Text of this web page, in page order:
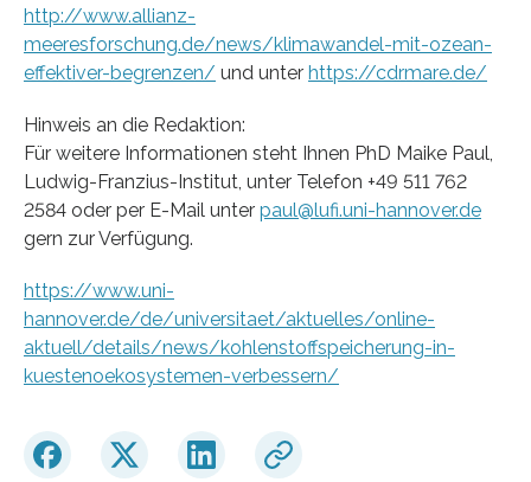
http://www.allianz-
meeresforschung.de/news/klimawandel-mit-ozean-
effektiver-begrenzen/ und unter https://cdrmare.de/
Hinweis an die Redaktion:
Für weitere Informationen steht Ihnen PhD Maike Paul,
Ludwig-Franzius-Institut, unter Telefon +49 511 762
2584 oder per E-Mail unter paul@lufi.uni-hannover.de
gern zur Verfügung.
https://www.uni-
hannover.de/de/universitaet/aktuelles/online-
aktuell/details/news/kohlenstoffspeicherung-in-
kuestenoekosystemen-verbessern/